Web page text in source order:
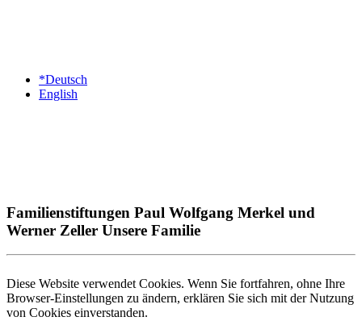
*Deutsch
English
Familienstiftungen Paul Wolfgang Merkel und
Werner Zeller Unsere Familie
Diese Website verwendet Cookies. Wenn Sie fortfahren, ohne Ihre
Browser-Einstellungen zu ändern, erklären Sie sich mit der Nutzung
von Cookies einverstanden.